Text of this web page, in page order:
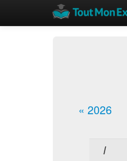
« 2026
l